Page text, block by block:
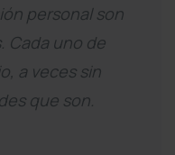
personal son
Cada uno de
a veces sin
que son.